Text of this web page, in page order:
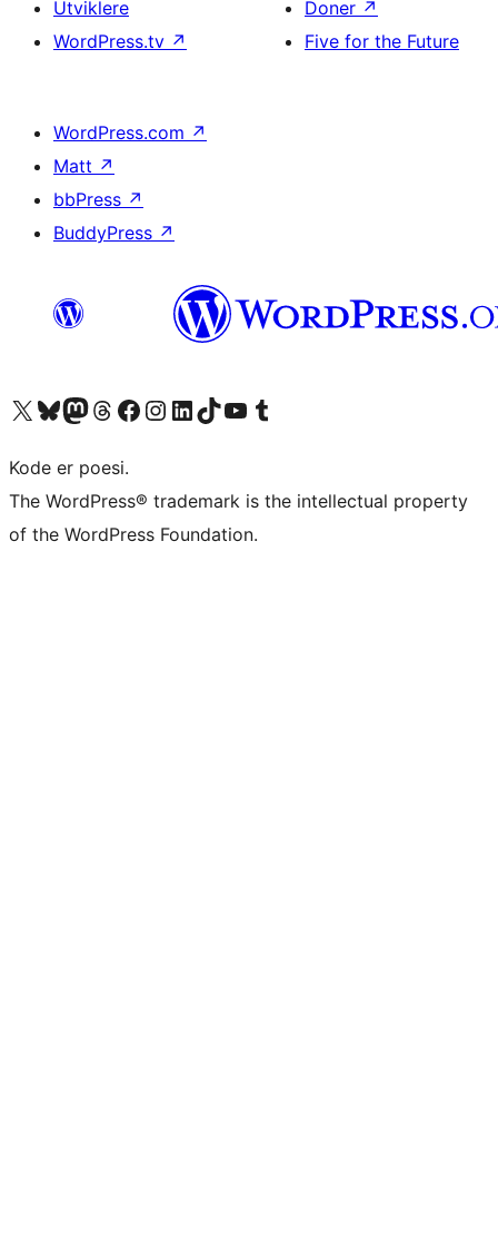
Utviklere
WordPress.tv ↗
Doner ↗
Five for the Future
WordPress.com ↗
Matt ↗
bbPress ↗
BuddyPress ↗
Besøk vår konto på X Visit our Bluesky account
Besøk vår Mastodon-konto
Visit our Threads account
Besøk vår Facebook-sideBesøk vår Instagram-konto
Besøk vår LinkedIn-konto
Visit our TikTok account
Visit our YouTube channel
Visit our Tumblr account
Kode er poesi.
The WordPress® trademark is the intellectual property
of the WordPress Foundation.